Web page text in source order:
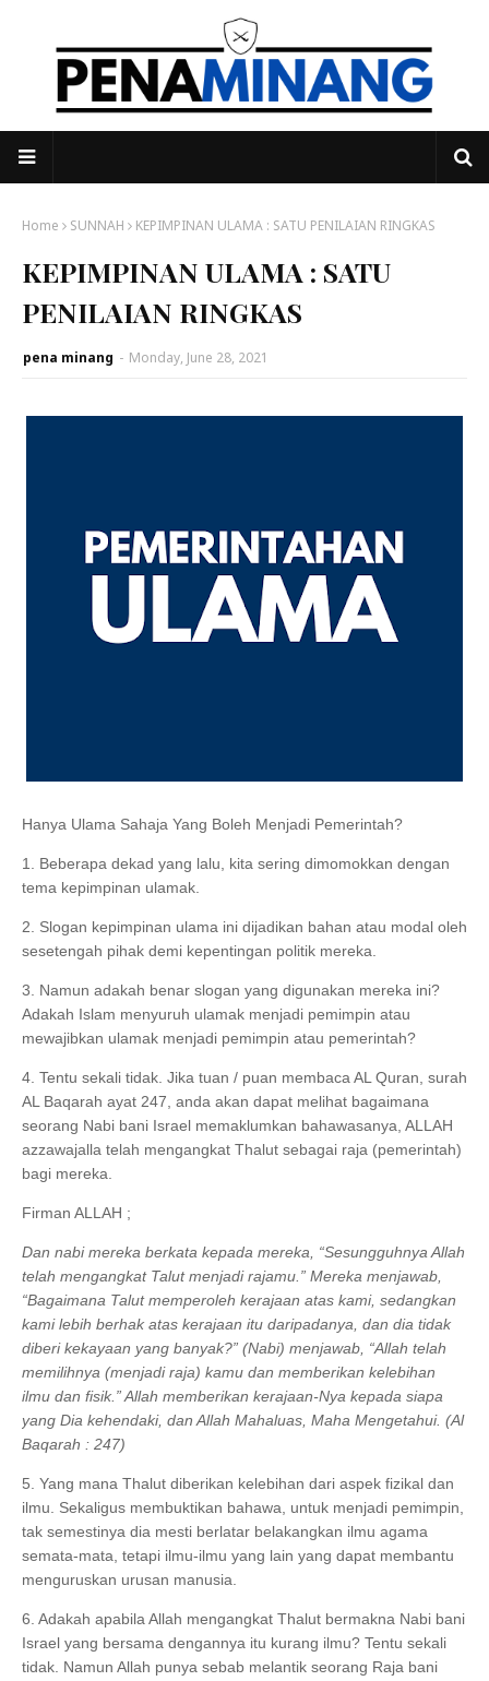
Home SUNNAH KEPIMPINAN ULAMA : SATU PENILAIAN RINGKAS
KEPIMPINAN ULAMA : SATU
PENILAIAN RINGKAS
pena minang - Monday, June 28, 2021
Hanya Ulama Sahaja Yang Boleh Menjadi Pemerintah?
1. Beberapa dekad yang lalu, kita sering dimomokkan dengan
tema kepimpinan ulamak.
2. Slogan kepimpinan ulama ini dijadikan bahan atau modal oleh
sesetengah pihak demi kepentingan politik mereka.
3. Namun adakah benar slogan yang digunakan mereka ini?
Adakah Islam menyuruh ulamak menjadi pemimpin atau
mewajibkan ulamak menjadi pemimpin atau pemerintah?
4. Tentu sekali tidak. Jika tuan / puan membaca AL Quran, surah
AL Baqarah ayat 247, anda akan dapat melihat bagaimana
seorang Nabi bani Israel memaklumkan bahawasanya, ALLAH
azzawajalla telah mengangkat Thalut sebagai raja (pemerintah)
bagi mereka.
Firman ALLAH ;
Dan nabi mereka berkata kepada mereka, “Sesungguhnya Allah
telah mengangkat Talut menjadi rajamu.” Mereka menjawab,
“Bagaimana Talut memperoleh kerajaan atas kami, sedangkan
kami lebih berhak atas kerajaan itu daripadanya, dan dia tidak
diberi kekayaan yang banyak?” (Nabi) menjawab, “Allah telah
memilihnya (menjadi raja) kamu dan memberikan kelebihan
ilmu dan fisik.” Allah memberikan kerajaan-Nya kepada siapa
yang Dia kehendaki, dan Allah Mahaluas, Maha Mengetahui. (Al
Baqarah : 247)
5. Yang mana Thalut diberikan kelebihan dari aspek fizikal dan
ilmu. Sekaligus membuktikan bahawa, untuk menjadi pemimpin,
tak semestinya dia mesti berlatar belakangkan ilmu agama
semata-mata, tetapi ilmu-ilmu yang lain yang dapat membantu
menguruskan urusan manusia.
6. Adakah apabila Allah mengangkat Thalut bermakna Nabi bani
Israel yang bersama dengannya itu kurang ilmu? Tentu sekali
tidak. Namun Allah punya sebab melantik seorang Raja bani